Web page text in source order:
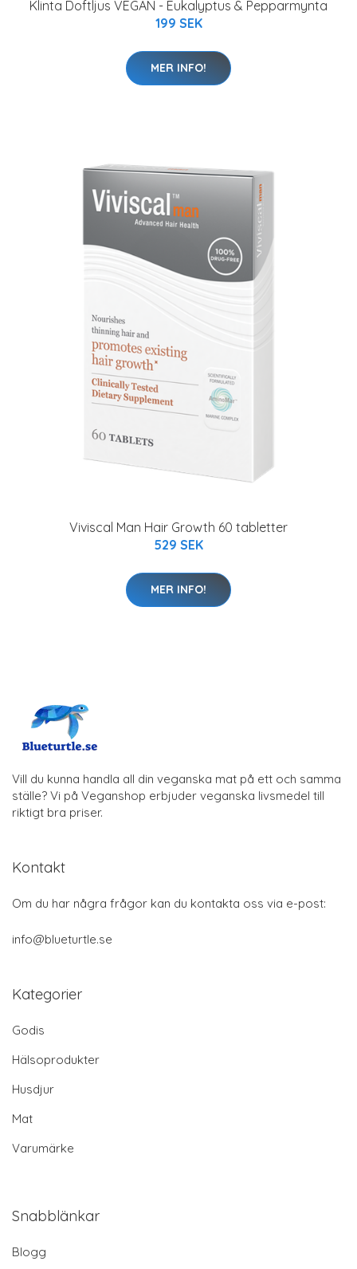
Klinta Doftljus VEGAN - Eukalyptus & Pepparmynta
199 SEK
MER INFO!
Viviscal Man Hair Growth 60 tabletter
529 SEK
MER INFO!
Vill du kunna handla all din veganska mat på ett och samma
ställe? Vi på Veganshop erbjuder veganska livsmedel till
riktigt bra priser.
Kontakt
Om du har några frågor kan du kontakta oss via e-post:
info@blueturtle.se
Kategorier
Godis
Hälsoprodukter
Husdjur
Mat
Varumärke
Snabblänkar
Blogg